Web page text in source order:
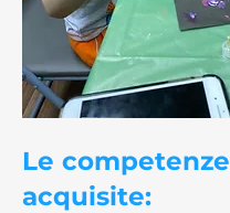
Le competenze
acquisite: